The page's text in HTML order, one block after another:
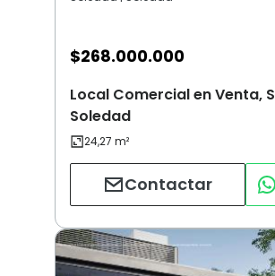
$268.000.000
Local Comercial en Venta,
Soledad
Contactar